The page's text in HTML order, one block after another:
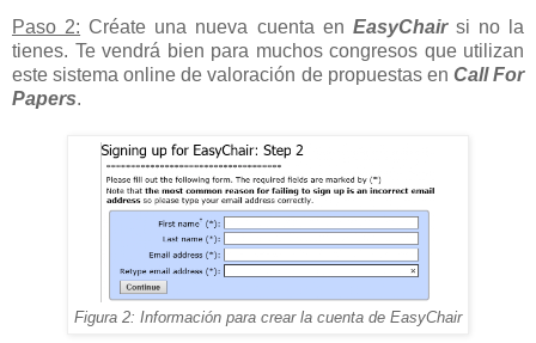
Paso 2: Créate una nueva cuenta en EasyChairsi no la
tienes. Te vendrá bien para muchos congresos que utilizan
este sistema online de valoración de propuestas en Call For
Papers.
Figura 2: Información para crear la cuenta de EasyChair